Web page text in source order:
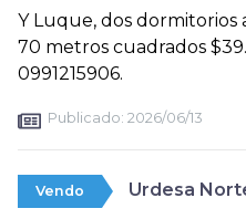
Y Luque, dos dormitorios
70 metros cuadrados
0991215906.
Publicado: 2026/06/13
Vendo Urdesa